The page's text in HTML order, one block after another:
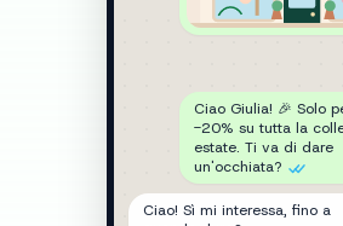
-20% su tutta la
estate. Ti va di dare
un'occhiata?
Ciao! Sì mi interessa, fino a
quando dura?